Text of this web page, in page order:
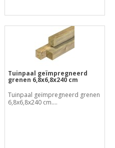
Tuinpaal geïmpregneerd
grenen 6,8x6,8x240 cm
Tuinpaal geïmpregneerd grenen
6,8x6,8x240 cm....